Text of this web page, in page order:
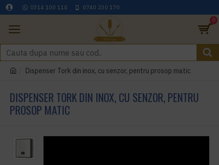
0314 100 110 0740 230 170
0
Dispenser Tork din inox, cu senzor, pentru prosop matic
DISPENSER TORK DIN INOX, CU SENZOR, PENTRU
PROSOP MATIC